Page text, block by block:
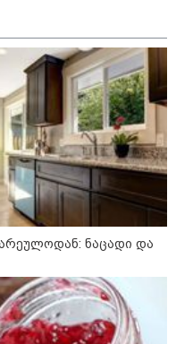
და პოლიტიკური
მეტასტაზები: რა
ფსიქიკას,
და
მუდმივად
ესმის?! -
მხეიძის ანალიზი
ნაცადი და